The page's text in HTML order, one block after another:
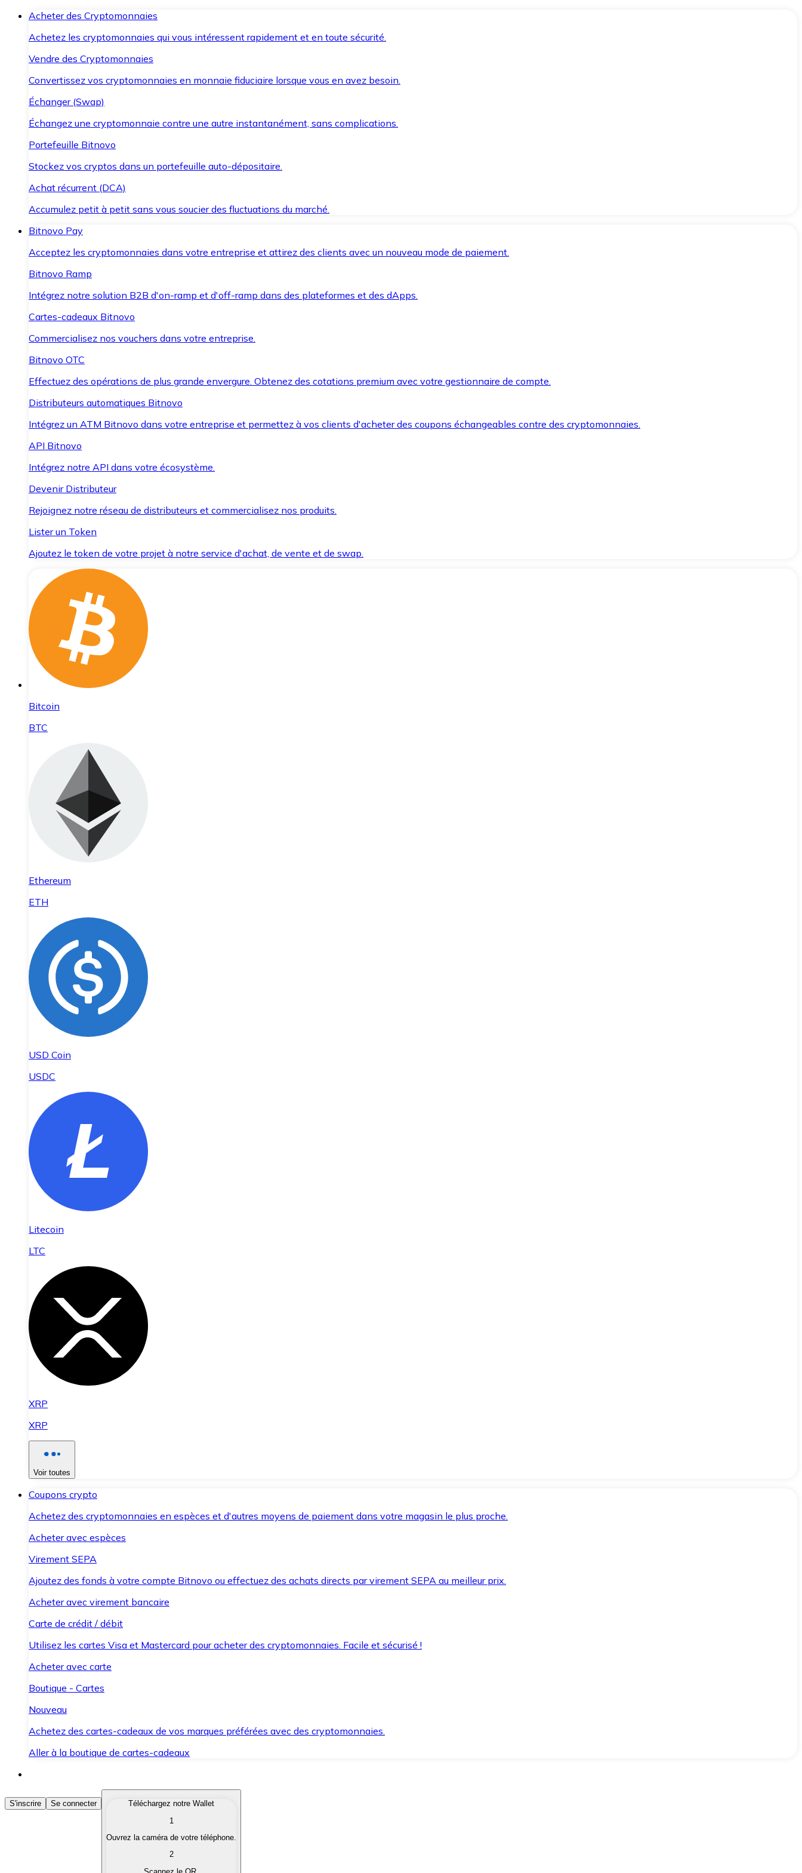
Acheter des Cryptomonnaies
Achetez les cryptomonnaies qui vous intéressent rapidement et en toute sécurité.
Vendre des Cryptomonnaies
Convertissez vos cryptomonnaies en monnaie fiduciaire lorsque vous en avez besoin.
Échanger (Swap)
Échangez une cryptomonnaie contre une autre instantanément, sans complications.
Portefeuille Bitnovo
Stockez vos cryptos dans un portefeuille auto-dépositaire.
Achat récurrent (DCA)
Accumulez petit à petit sans vous soucier des fluctuations du marché.
Bitnovo Pay
Acceptez les cryptomonnaies dans votre entreprise et attirez des clients avec un nouveau mode de paiement.
Bitnovo Ramp
Intégrez notre solution B2B d'on-ramp et d'off-ramp dans des plateformes et des dApps.
Cartes-cadeaux Bitnovo
Commercialisez nos vouchers dans votre entreprise.
Bitnovo OTC
Effectuez des opérations de plus grande envergure. Obtenez des cotations premium avec votre gestionnaire de compte.
Distributeurs automatiques Bitnovo
Intégrez un ATM Bitnovo dans votre entreprise et permettez à vos clients d'acheter des coupons échangeables contre des cryptomonnaies.
API Bitnovo
Intégrez notre API dans votre écosystème.
Devenir Distributeur
Rejoignez notre réseau de distributeurs et commercialisez nos produits.
Lister un Token
Ajoutez le token de votre projet à notre service d'achat, de vente et de swap.
Bitcoin
BTC
Ethereum
ETH
USD Coin
USDC
Litecoin
LTC
XRP
XRP
Voir toutes
Coupons crypto
Achetez des cryptomonnaies en espèces et d'autres moyens de paiement dans votre magasin le plus proche.
Acheter avec espèces
Virement SEPA
Ajoutez des fonds à votre compte Bitnovo ou effectuez des achats directs par virement SEPA au meilleur prix.
Acheter avec virement bancaire
Carte de crédit / débit
Utilisez les cartes Visa et Mastercard pour acheter des cryptomonnaies. Facile et sécurisé !
Acheter avec carte
Boutique - Cartes
Nouveau
Achetez des cartes-cadeaux de vos marques préférées avec des cryptomonnaies.
Aller à la boutique de cartes-cadeaux
Acheter des Cryptomonnaies
Achetez les cryptomonnaies qui vous intéressent rapidement et en toute sécurité.
Convertissez vos cryptomonnaies en monnaie fiduciaire lorsque vous en avez besoin.
S'inscrire Se connecter
Téléchargez notre Wallet
1
Ouvrez la caméra de votre téléphone.
2